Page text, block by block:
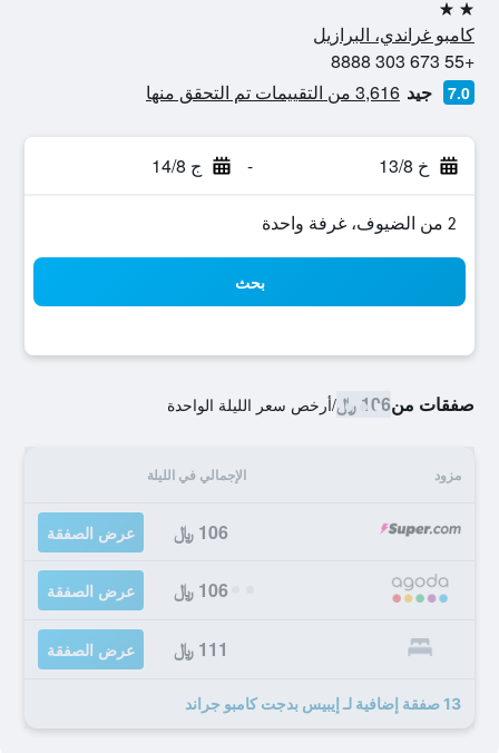
2 نجمتين
كامبو غراندي، البرازيل
+55 673 303 8888
7.0 جيد 3,616 من التقييمات تم التحقق منها
خ 13/8 - ج 14/8
2 من الضيوف، غرفة واحدة
بحث
صفقات من106 ﷼ /أرخص سعر الليلة الواحدة
مزود الإجمالي في الليلة
106 ﷼ عرض الصفقة
106 ﷼ عرض الصفقة
111 ﷼ عرض الصفقة
13 صفقة إضافية لـ إيبيس بدجت كامبو جراند